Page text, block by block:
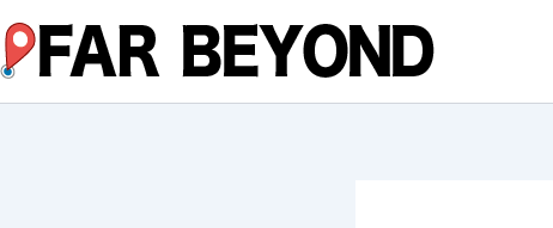
容
を
ス